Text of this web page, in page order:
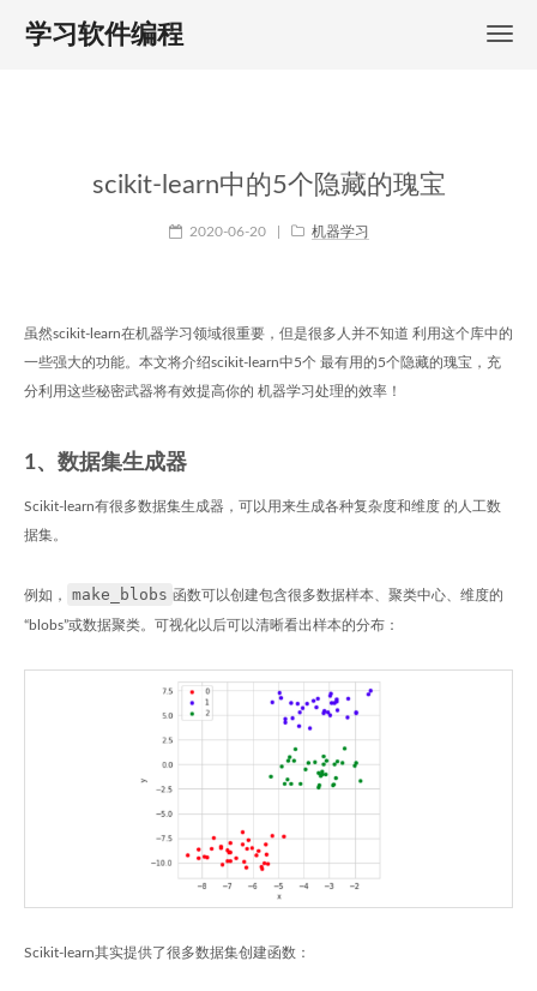
学习软件编程
scikit-learn中的5个隐藏的瑰宝
2020-06-20 机器学习
虽然scikit-learn在机器学习领域很重要，但是很多人并不知道 利用这个库中的
一些强大的功能。本文将介绍scikit-learn中5个 最有用的5个隐藏的瑰宝，充
分利用这些秘密武器将有效提高你的 机器学习处理的效率！
1、数据集生成器
Scikit-learn有很多数据集生成器，可以用来生成各种复杂度和维度 的人工数
据集。
例如， make_blobs 函数可以创建包含很多数据样本、聚类中心、维度的
“blobs”或数据聚类。可视化以后可以清晰看出样本的分布：
Scikit-learn其实提供了很多数据集创建函数：